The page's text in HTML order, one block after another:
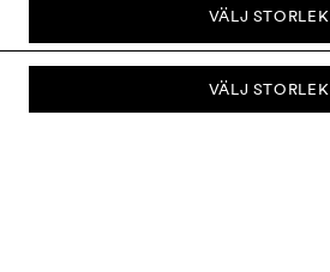
VÄLJ STORLEK
VÄLJ STORLEK